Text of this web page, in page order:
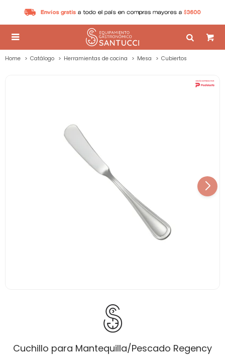

Home Catálogo Herramientas de cocina Mesa Cubiertos
Cuchillo para Mantequilla/Pescado Regency